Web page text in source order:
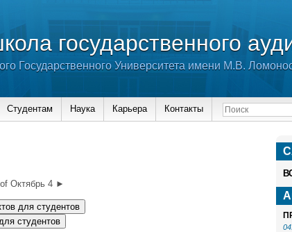
государственного
Государственного Университета имени М.В.
Студентам Наука Карьера Контакты
Октябрь 4 ►
для студентов
студентов